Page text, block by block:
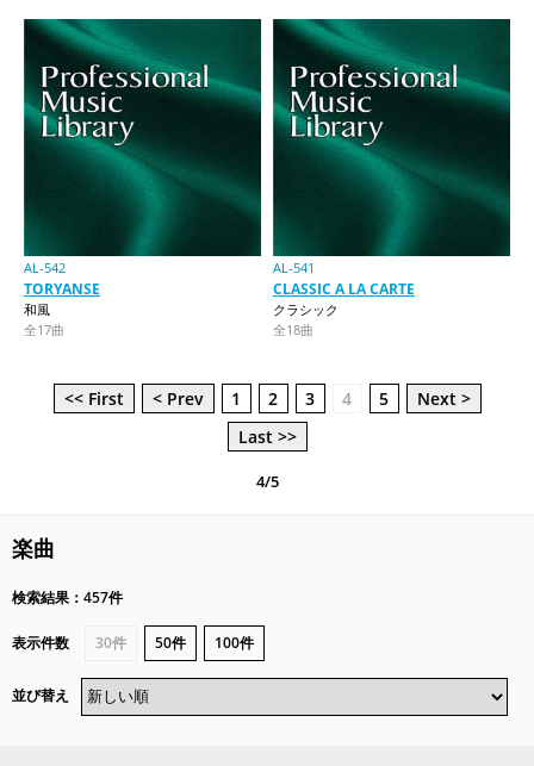
AL-542
TORYANSE
和風
全17曲
AL-541
CLASSIC A LA CARTE
クラシック
全18曲
<< First < Prev 1 2 3 4 5
Next >
Last >>
4/5
楽曲
検索結果：457件
表示件数 30件 50件 100件
並び替え